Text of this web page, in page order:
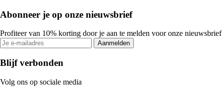
Abonneer je op onze nieuwsbrief
Profiteer van 10% korting door je aan te melden voor onze nieuwsbrief
Aanmelden
Blijf verbonden
Volg ons op sociale media